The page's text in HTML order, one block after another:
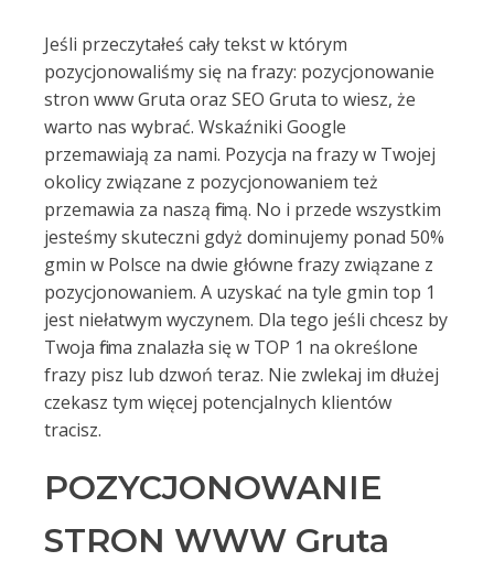
Jeśli przeczytałeś cały tekst w którym
pozycjonowaliśmy się na frazy: pozycjonowanie
stron www Gruta oraz SEO Gruta to wiesz, że
warto nas wybrać. Wskaźniki Google
przemawiają za nami. Pozycja na frazy w Twojej
okolicy związane z pozycjonowaniem też
przemawia za naszą firmą. No i przede wszystkim
jesteśmy skuteczni gdyż dominujemy ponad 50%
gmin w Polsce na dwie główne frazy związane z
pozycjonowaniem. A uzyskać na tyle gmin top 1
jest niełatwym wyczynem. Dla tego jeśli chcesz by
Twoja firma znalazła się w TOP 1 na określone
frazy pisz lub dzwoń teraz. Nie zwlekaj im dłużej
czekasz tym więcej potencjalnych klientów
tracisz.
POZYCJONOWANIE
STRON WWW Gruta